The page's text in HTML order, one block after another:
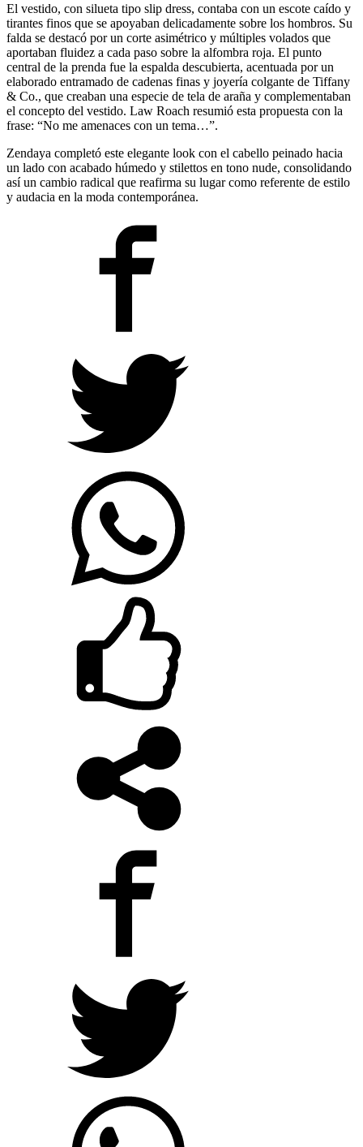
El vestido, con silueta tipo slip dress, contaba con un escote caído y
tirantes finos que se apoyaban delicadamente sobre los hombros. Su
falda se destacó por un corte asimétrico y múltiples volados que
aportaban fluidez a cada paso sobre la alfombra roja. El punto
central de la prenda fue la espalda descubierta, acentuada por un
elaborado entramado de cadenas finas y joyería colgante de Tiffany
& Co., que creaban una especie de tela de araña y complementaban
el concepto del vestido. Law Roach resumió esta propuesta con la
frase: “No me amenaces con un tema…”.
Zendaya completó este elegante look con el cabello peinado hacia
un lado con acabado húmedo y stilettos en tono nude, consolidando
así un cambio radical que reafirma su lugar como referente de estilo
y audacia en la moda contemporánea.